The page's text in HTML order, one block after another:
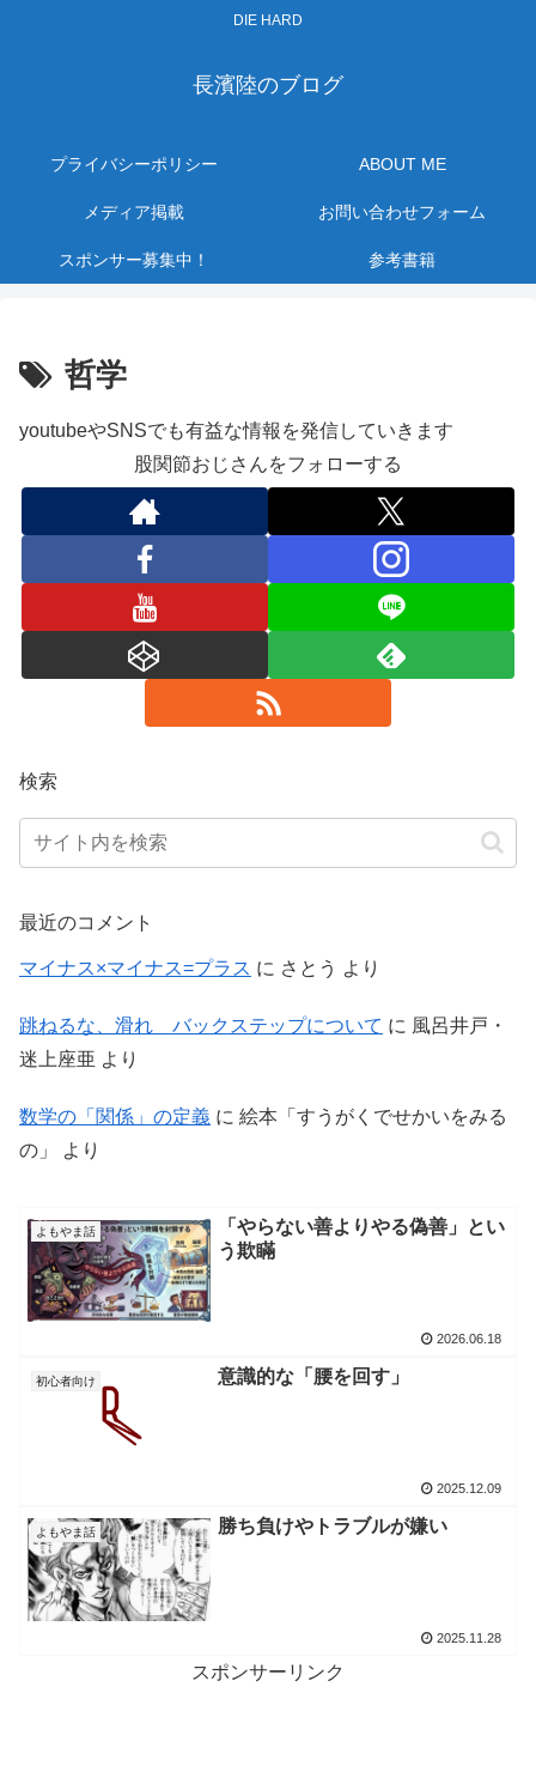
DIE HARD
長濱陸のブログ
プライバシーポリシー ABOUT ME
メディア掲載 お問い合わせフォーム
スポンサー募集中！ 参考書籍
哲学
youtubeやSNSでも有益な情報を発信していきます
股関節おじさんをフォローする
検索
最近のコメント
マイナス×マイナス=プラス に さとう より
跳ねるな、滑れ バックステップについて に 風呂井戸・
迷上座亜 より
数学の「関係」の定義 に 絵本「すうがくでせかいをみる
の」
より
よもやま話
「やらない善よりやる偽善」とい
う欺瞞
2026.06.18
初心者向け 意識的な「腰を回す」
2025.12.09
よもやま話 勝ち負けやトラブルが嫌い
2025.11.28
スポンサーリンク